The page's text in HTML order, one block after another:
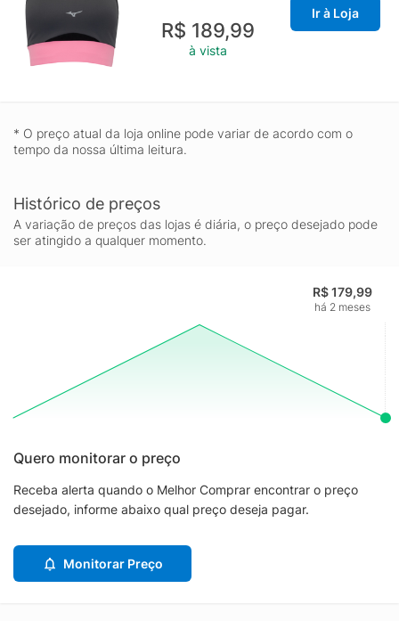
R$ 189,99
à vista
Ir à Loja
* O preço atual da loja online pode variar de acordo com o
tempo da nossa última leitura.
Histórico de preços
A variação de preços das lojas é diária, o preço desejado pode
ser atingido a qualquer momento.
R$ 179,99
há 2 meses
Quero monitorar o preço
Receba alerta quando o Melhor Comprar encontrar o preço
desejado, informe abaixo qual preço deseja pagar.
Monitorar Preço